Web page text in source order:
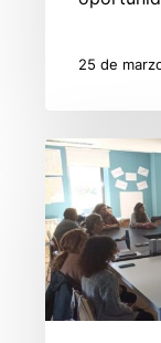
25 de
Reflexiones
desde
el
Taller:
La
Energía